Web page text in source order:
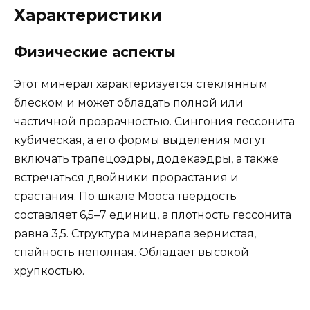
Характеристики
Физические аспекты
Этот минерал характеризуется стеклянным
блеском и может обладать полной или
частичной прозрачностью. Сингония гессонита
кубическая, а его формы выделения могут
включать трапецоэдры, додекаэдры, а также
встречаться двойники прорастания и
срастания. По шкале Мооса твердость
составляет 6,5–7 единиц, а плотность гессонита
равна 3,5. Структура минерала зернистая,
спайность неполная. Обладает высокой
хрупкостью.